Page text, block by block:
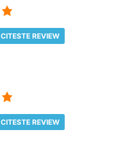
CITESTE REVIEW
CITESTE REVIEW